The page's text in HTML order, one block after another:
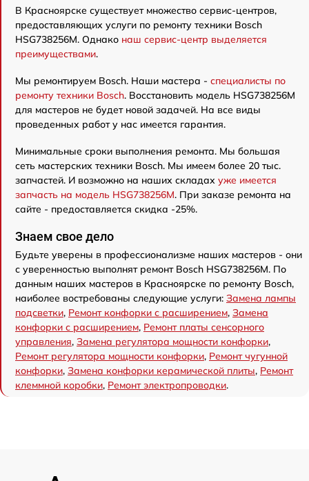
В Красноярске существует множество сервис-центров,
предоставляющих услуги по ремонту техники Bosch
HSG738256M. Однако наш сервис-центр выделяется
преимуществами.
Мы ремонтируем Bosch. Наши мастера - специалисты по
ремонту техники Bosch. Восстановить модель HSG738256M
для мастеров не будет новой задачей. На все виды
проведенных работ у нас имеется гарантия.
Минимальные сроки выполнения ремонта. Мы большая
сеть мастерских техники Bosch. Мы имеем более 20 тыс.
запчастей. И возможно на наших складах уже имеется
запчасть на модель HSG738256M. При заказе ремонта на
сайте - предоставляется скидка -25%.
Знаем свое дело
Будьте уверены в профессионализме наших мастеров - они
с уверенностью выполнят ремонт Bosch HSG738256M. По
данным наших мастеров в Красноярске по ремонту Bosch,
наиболее востребованы следующие услуги: Замена лампы
подсветки, Ремонт конфорки с расширением, Замена
конфорки с расширением, Ремонт платы сенсорного
управления, Замена регулятора мощности конфорки,
Ремонт регулятора мощности конфорки, Ремонт чугунной
конфорки, Замена конфорки керамической плиты, Ремонт
клеммной коробки, Ремонт электропроводки.